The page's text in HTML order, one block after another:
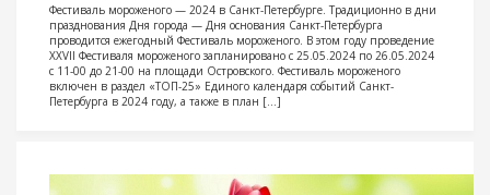
Фестиваль мороженого — 2024 в Санкт-Петербурге. Традиционно в дни
празднования Дня города — Дня основания Санкт-Петербурга
проводится ежегодный Фестиваль мороженого. В этом году проведение
XXVII Фестиваля мороженого запланировано с 25.05.2024 по 26.05.2024
с 11-00 до 21-00 на площади Островского. Фестиваль мороженого
включен в раздел «ТОП-25» Единого календаря событий Санкт-
Петербурга в 2024 году, а также в план […]